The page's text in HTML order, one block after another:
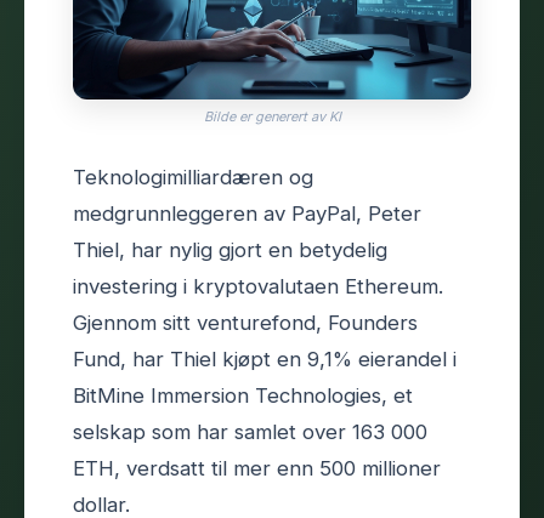
Bilde er generert av KI
Teknologimilliardæren og
medgrunnleggeren av PayPal, Peter
Thiel, har nylig gjort en betydelig
investering i kryptovalutaen Ethereum.
Gjennom sitt venturefond, Founders
Fund, har Thiel kjøpt en 9,1% eierandel i
BitMine Immersion Technologies, et
selskap som har samlet over 163 000
ETH, verdsatt til mer enn 500 millioner
dollar.